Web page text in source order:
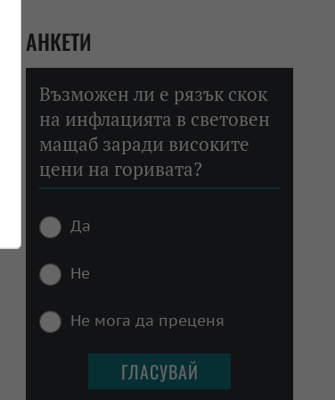
АНКЕТИ
Възможен ли е рязък скок
на инфлацията в световен
мащаб заради високите
цени на горивата?
Да
Не
Не мога да преценя